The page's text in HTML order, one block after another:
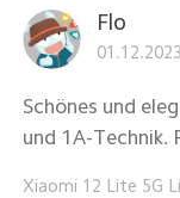
Flo
Schönes und
und 1A-Technik.
Xiaomi 12 Lite 5G